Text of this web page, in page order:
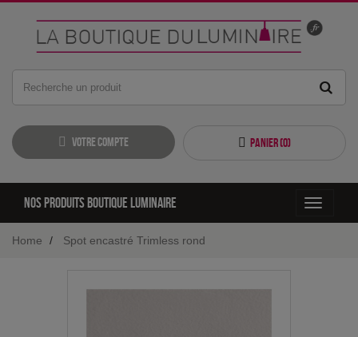
Votre compte Panier (0)
Toggle
Nos produits boutique luminaire
Home Spot encastré Trimless rond